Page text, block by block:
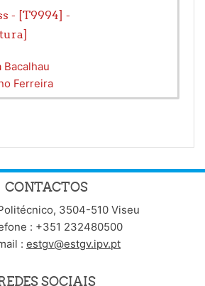
- [T9994] -
Bacalhau
Ferreira
CONTACTOS
3504-510 Viseu
: +351 232480500
: estgv@estgv.ipv.pt
SOCIAIS